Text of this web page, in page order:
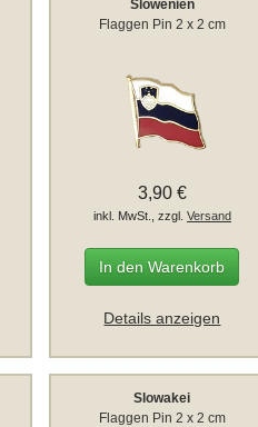
Slowenien
Flaggen Pin 2 x 2 cm
3,90 €
inkl. MwSt., zzgl. Versand
In den Warenkorb
Details anzeigen
Slowakei
Flaggen Pin 2 x 2 cm